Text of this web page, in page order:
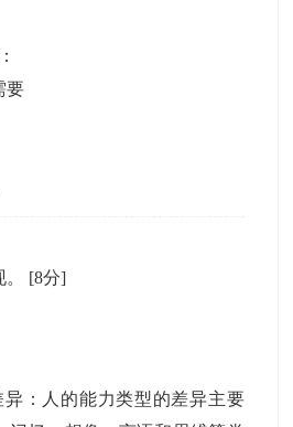
要
[8分]
异：人的能力类型的差异主要